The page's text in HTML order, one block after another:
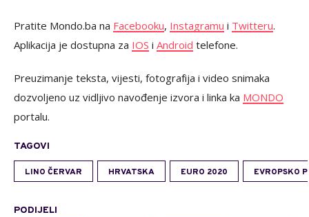
Pratite Mondo.ba na Facebooku, Instagramu i Twitteru.
Aplikacija je dostupna za IOS i Android telefone.
Preuzimanje teksta, vijesti, fotografija i video snimaka
dozvoljeno uz vidljivo navođenje izvora i linka ka MONDO
portalu.
TAGOVI
LINO ČERVAR HRVATSKA EURO 2020 EVROPSKO
PODIJELI